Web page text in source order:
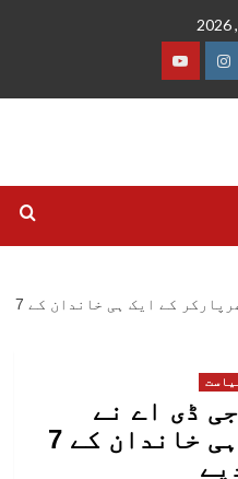
انسٹاگرام
یوٹیوب
پیپلز پارٹی اور جی ڈی اے نے تھرپارکر کے ایک ہی خاندان کے 7
ڈی اے نے
تھرپارکر کے ایک ہی خاندان کے 7